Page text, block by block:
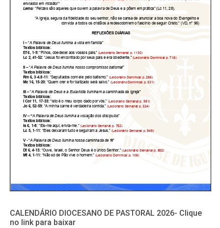
CALENDÁRIO DIOCESANO DE PASTORAL 2026- Clique
no link para baixar